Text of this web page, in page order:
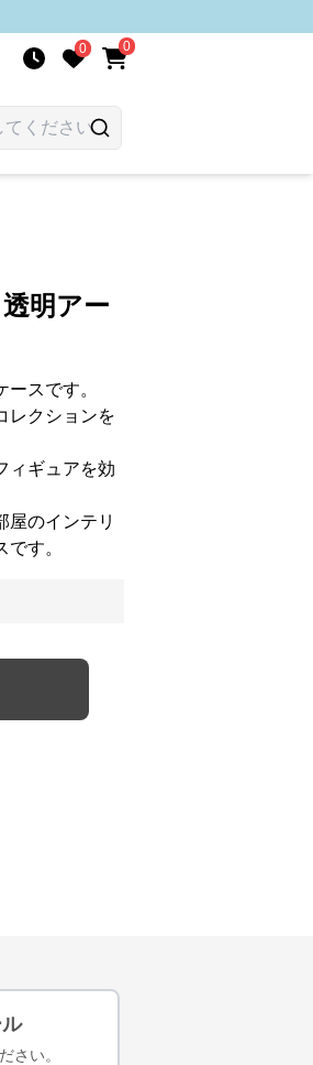
0 0
明アー
スです。
レクションを
ィギュアを効
屋のインテリ
す。
さい。